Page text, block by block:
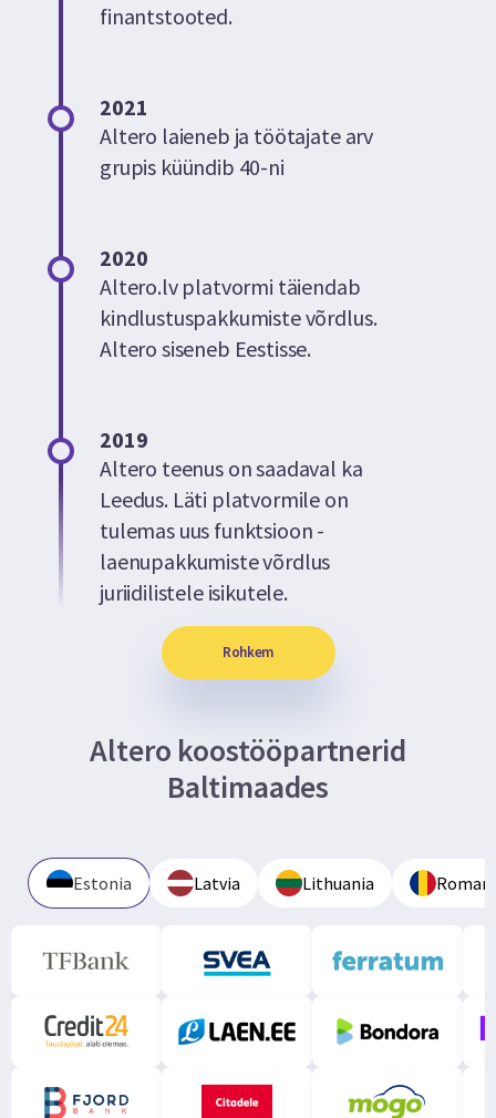
finantstooted.
2021
Altero laieneb ja töötajate arv
grupis küündib 40-ni
2020
Altero.lv platvormi täiendab
kindlustuspakkumiste võrdlus.
Altero siseneb Eestisse.
2019
Altero teenus on saadaval ka
Leedus. Läti platvormile on
tulemas uus funktsioon -
laenupakkumiste võrdlus
juriidilistele isikutele.
Rohkem
Altero koostööpartnerid
Baltimaades
Estonia Latvia Lithuania